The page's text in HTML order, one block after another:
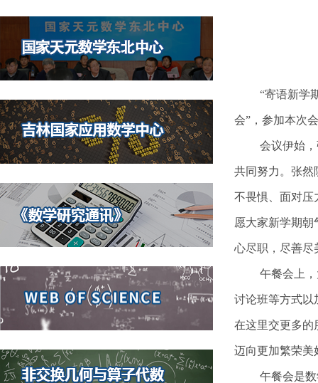
“寄语新学
会”，参加本次
会议伊始
共同努力。张然
不畏惧、面对压
愿大家新学期
心尽职，尽善尽
午餐会上
讨论班等方式以
在这里交更多的
迈向更加繁荣美
午餐会是